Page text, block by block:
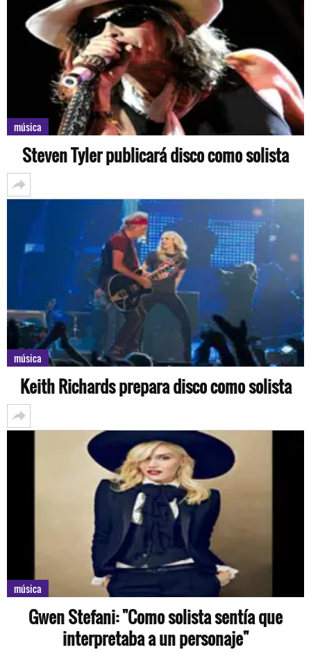
música
Steven Tyler publicará disco como solista
música
Keith Richards prepara disco como solista
música
Gwen Stefani: "Como solista sentía que
interpretaba a un personaje"